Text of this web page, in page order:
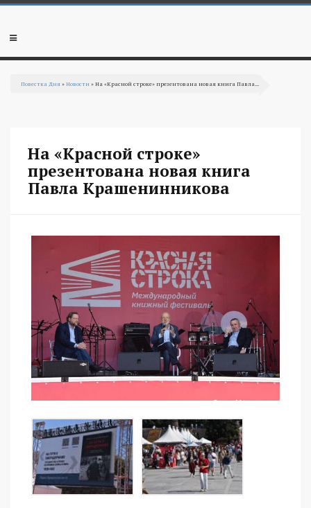
Перейти к основному содержанию
Мобильное
Повестка Дня »Новости » На «Красной строке» презентована новая книга Павла...
На «Красной строке»
презентована новая книга
Павла Крашенинникова